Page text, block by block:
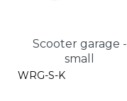
Scooter garage -
small
WRG-S-K